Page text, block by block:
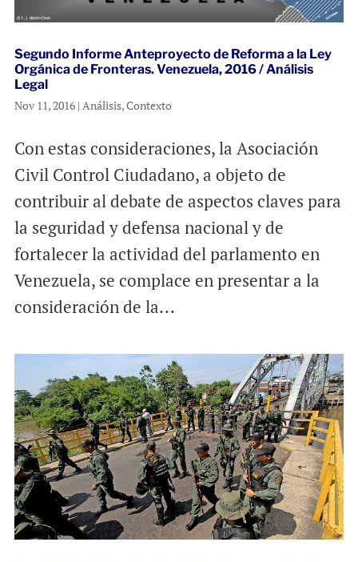
Segundo Informe Anteproyecto de Reforma a la Ley
Orgánica de Fronteras. Venezuela, 2016 / Análisis
Legal
Nov 11, 2016| Análisis,Contexto
Con estas consideraciones, la Asociación
Civil Control Ciudadano, a objeto de
contribuir al debate de aspectos claves para
la seguridad y defensa nacional y de
fortalecer la actividad del parlamento en
Venezuela, se complace en presentar a la
consideración de la...